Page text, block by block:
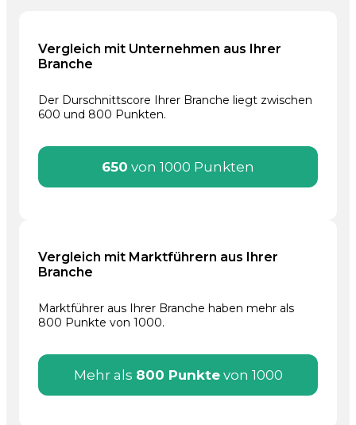
Vergleich mit Unternehmen aus Ihrer
Branche
Der Durschnittscore Ihrer Branche liegt zwischen
600 und 800 Punkten.
650 von 1000 Punkten
Vergleich mit Marktführern aus Ihrer
Branche
Marktführer aus Ihrer Branche haben mehr als
800 Punkte von 1000.
Mehr als 800 Punktevon 1000